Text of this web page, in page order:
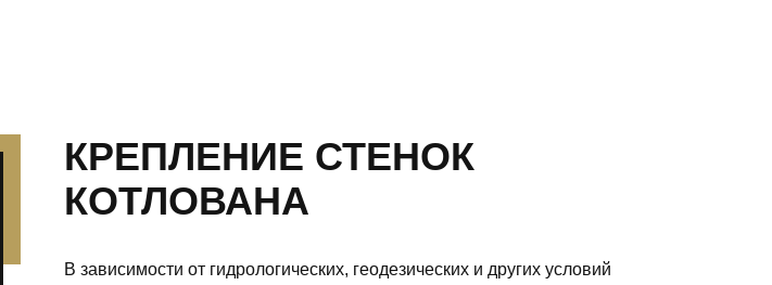
КРЕПЛЕНИЕ СТЕНОК
КОТЛОВАНА
В зависимости от гидрологических, геодезических и других условий